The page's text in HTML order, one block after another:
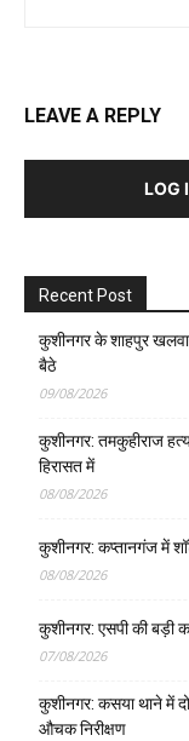
LEAVE A REPLY
LOG
Recent Post
कुशीनगर के शाहपुर
बैठे
09/08/2026
कुशीनगर: तमकुहीराज
हिरासत में
08/08/2026
कुशीनगर: कप्तानगंज में
08/08/2026
कुशीनगर: एसपी की बड़ी
07/08/2026
कुशीनगर: कसया थाने में दो
औचक निरीक्षण